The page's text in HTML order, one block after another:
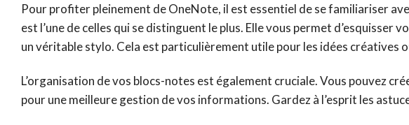
Pour profiter pleinement de OneNote, il est essentiel de se familiariser
est l’une de celles qui se distinguent le plus. Elle vous permet d’esquisser
un véritable stylo. Cela est particulièrement utile pour les idées créatives
L’organisation de vos blocs-notes est également cruciale. Vous pouvez
pour une meilleure gestion de vos informations. Gardez à l’esprit les